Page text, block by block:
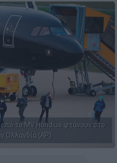
το MV Hondius φτάνουν στο
Ολλανδία (AP)